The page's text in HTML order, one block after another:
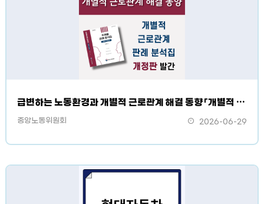
급변하는 노동환경과 개별적 근로관계 해결 동향 「개별적 근로관계 판례 분석집」 개정판 발간
중앙노동위원회 2026-06-29